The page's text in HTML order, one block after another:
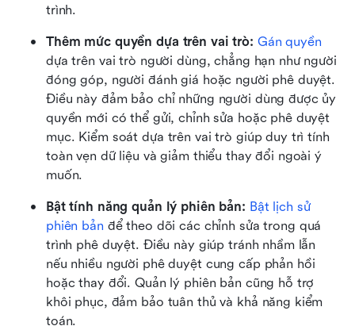
trình.
Thêm mức quyền dựa trên vai trò: Gán quyền
dựa trên vai trò người dùng, chẳng hạn như người
đóng góp, người đánh giá hoặc người phê duyệt.
Điều này đảm bảo chỉ những người dùng được ủy
quyền mới có thể gửi, chỉnh sửa hoặc phê duyệt
mục. Kiểm soát dựa trên vai trò giúp duy trì tính
toàn vẹn dữ liệu và giảm thiểu thay đổi ngoài ý
muốn.
Bật tính năng quản lý phiên bản: Bật lịch sử
phiên bản để theo dõi các chỉnh sửa trong quá
trình phê duyệt. Điều này giúp tránh nhầm lẫn
nếu nhiều người phê duyệt cung cấp phản hồi
hoặc thay đổi. Quản lý phiên bản cũng hỗ trợ
khôi phục, đảm bảo tuân thủ và khả năng kiểm
toán.